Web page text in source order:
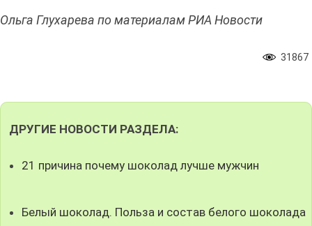
Ольга Глухарева по материалам РИА Новости
31867
ДРУГИЕ НОВОСТИ РАЗДЕЛА:
21 причина почему шоколад лучше мужчин
Белый шоколад. Польза и состав белого шоколада